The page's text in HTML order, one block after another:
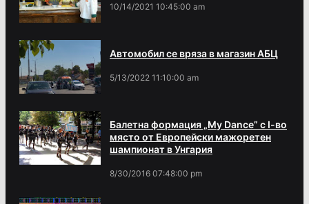
10/14/2021 10:45:00 am
Автомобил се вряза в магазин АБЦ
5/13/2022 11:10:00 am
Балетна формация „My Dance” с І-во
място от Европейски мажоретен
шампионат в Унгария
8/30/2016 07:48:00 pm